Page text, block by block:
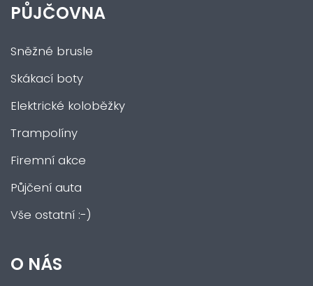
PŮJČOVNA
Sněžné brusle
Skákací boty
Elektrické koloběžky
Trampolíny
Firemní akce
Půjčení auta
Vše ostatní :-)
O NÁS